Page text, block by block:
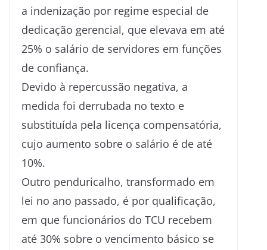
a indenização por regime especial de
dedicação gerencial, que elevava em até
25% o salário de servidores em funções
de confiança.
Devido à repercussão negativa, a
medida foi derrubada no texto e
substituída pela licença compensatória,
cujo aumento sobre o salário é de até
10%.
Outro penduricalho, transformado em
lei no ano passado, é por qualificação,
em que funcionários do TCU recebem
até 30% sobre o vencimento básico se